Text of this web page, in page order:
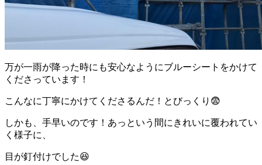
万が一雨が降った時にも安心なようにブルーシートをかけて
くださっています！
こんなに丁寧にかけてくださるんだ！とびっくり😨
しかも、手早いのです！あっという間にきれいに覆われてい
く様子に、
目が釘付けでした😆